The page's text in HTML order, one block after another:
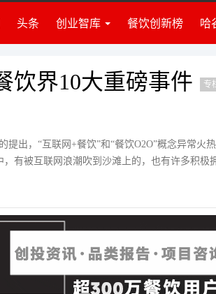
头条 创业智库
创业准备
创业资讯
组建团队
品牌营销
创投资讯
法律政策
深度访谈
餐饮创新榜 哈
饮界10大重磅事件 专
提出，“互联网+餐饮”和“餐饮O2O”概念异常火
有被互联网浪潮吹到沙滩上的，也有许多积极